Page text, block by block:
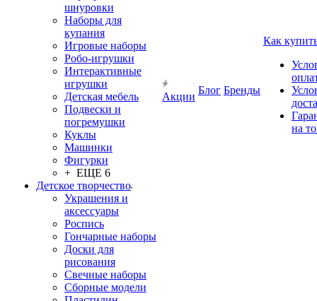
шнуровки
Наборы для
купания
Игровые наборы
Робо-игрушки
Интерактивные
игрушки
Детская мебель
Подвески и
погремушки
Куклы
Машинки
Фигурки
+ ЕЩЕ 6
Детское творчество
Украшения и
аксессуары
Роспись
Гончарные наборы
Доски для
рисования
Свечные наборы
Сборные модели
Акции
Блог Бренды
Как
на